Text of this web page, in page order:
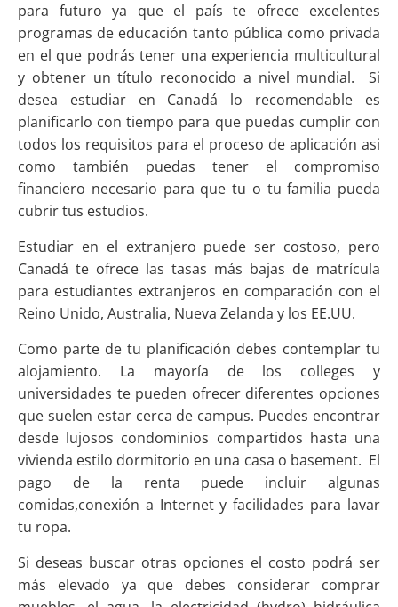
para futuro ya que el país te ofrece excelentes
programas de educación tanto pública como privada
en el que podrás tener una experiencia multicultural
y obtener un título reconocido a nivel mundial. Si
desea estudiar en Canadá lo recomendable es
planificarlo con tiempo para que puedas cumplir con
todos los requisitos para el proceso de aplicación asi
como también puedas tener el compromiso
financiero necesario para que tu o tu familia pueda
cubrir tus estudios.
Estudiar en el extranjero puede ser costoso, pero
Canadá te ofrece las tasas más bajas de matrícula
para estudiantes extranjeros en comparación con el
Reino Unido, Australia, Nueva Zelanda y los EE.UU.
Como parte de tu planificación debes contemplar tu
alojamiento. La mayoría de los colleges y
universidades te pueden ofrecer diferentes opciones
que suelen estar cerca de campus. Puedes encontrar
desde lujosos condominios compartidos hasta una
vivienda estilo dormitorio en una casa o basement. El
pago de la renta puede incluir algunas
comidas,conexión a Internet y facilidades para lavar
tu ropa.
Si deseas buscar otras opciones el costo podrá ser
más elevado ya que debes considerar comprar